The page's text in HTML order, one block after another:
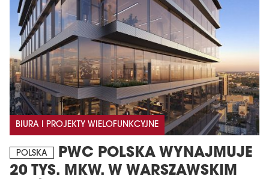
BIURA I PROJEKTY WIELOFUNKCYJNE
POLSKA
PWC POLSKA WYNAJMUJE
20 TYS. MKW. W WARSZAWSKIM